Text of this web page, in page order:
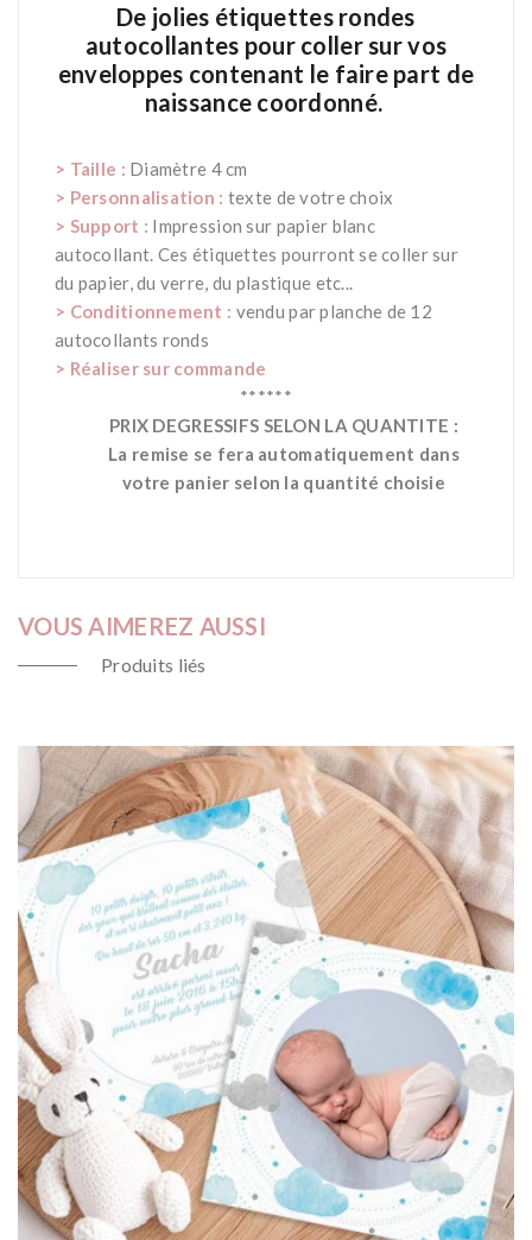
De jolies étiquettes rondes
autocollantes pour coller sur vos
enveloppes contenant le faire part de
naissance coordonné.
> Taille : Diamètre 4 cm
> Personnalisation : texte de votre choix
> Support : Impression sur papier blanc
autocollant. Ces étiquettes pourront se coller sur
du papier, du verre, du plastique etc...
> Conditionnement : vendu par planche de 12
autocollants ronds
> Réaliser sur commande
******
PRIX DEGRESSIFS SELON LA QUANTITE :
La remise se fera automatiquement dans
votre panier selon la quantité choisie
VOUS AIMEREZ AUSSI
Produits liés